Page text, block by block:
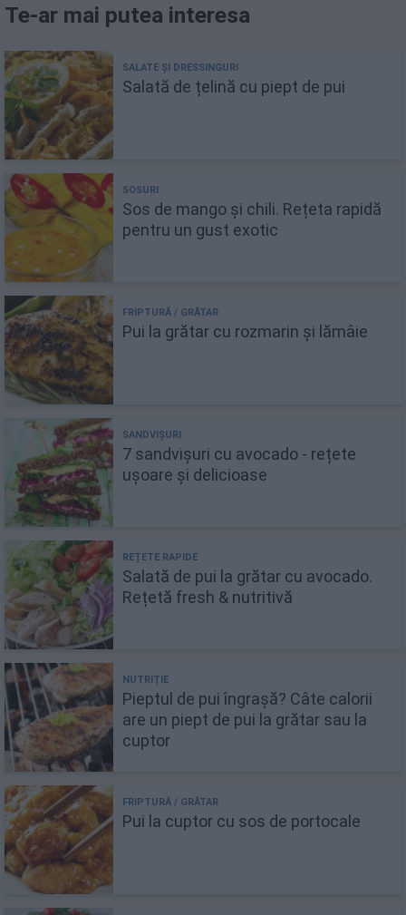
Te-ar mai putea interesa
Salată de țelină cu piept de pui
Sos de mango și chili. Rețeta rapidă
pentru un gust exotic
Pui la grătar cu rozmarin și lămâie
7 sandvișuri cu avocado - rețete
ușoare și delicioase
Salată de pui la grătar cu avocado.
Rețetă fresh & nutritivă
Pieptul de pui îngrașă? Câte calorii
are un piept de pui la grătar sau la
cuptor
Pui la cuptor cu sos de portocale